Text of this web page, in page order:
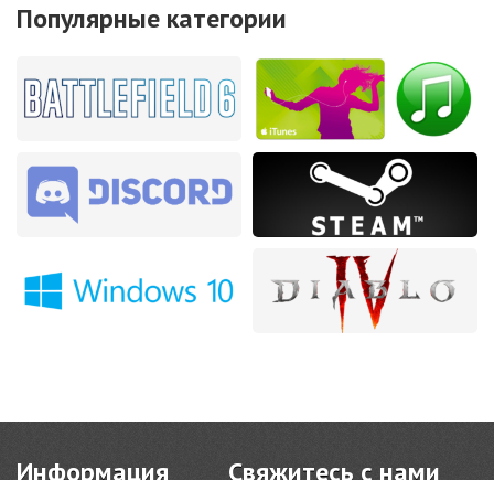
Популярные категории
Информация Свяжитесь с нами